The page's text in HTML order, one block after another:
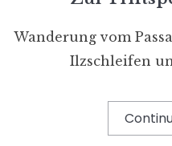
Wanderung vom
Ilzschleifen